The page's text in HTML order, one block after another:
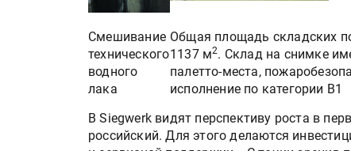
Смешивание
технического
водного
лака
Общая площадь складских
1137 м2. Склад на снимке
палетто-места,
исполнение по категории В1
В Siegwerk видят перспективу роста в
российский. Для этого делаются
принтер G1X
Росприроднадзор